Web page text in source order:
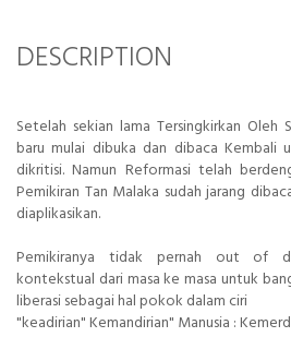
DESCRIPTION
Setelah sekian lama Tersingkirkan Oleh
baru mulai dibuka dan dibaca Kembali
dikritisi. Namun Reformasi telah
Pemikiran Tan Malaka sudah jarang
diaplikasikan.
Pemikiranya tidak pernah out of
kontekstual dari masa ke masa untuk
liberasi sebagai hal pokok dalam ciri
"keadirian" Kemandirian" Manusia :